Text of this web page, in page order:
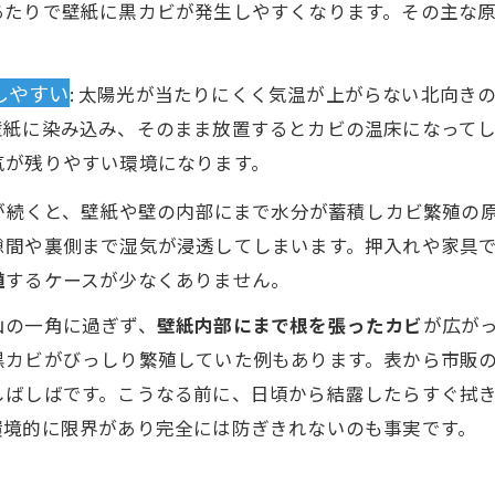
りで壁紙に黒カビが発生しやすくなります。その主な
やすい: 太陽光が当たりにくく気温が上がらない北向き
に染み込み、そのまま放置するとカビの温床になって
残りやすい環境になります。
くと、壁紙や壁の内部にまで水分が蓄積しカビ繁殖の
や裏側まで湿気が浸透してしまいます。押入れや家具
するケースが少なくありません。
一角に過ぎず、 壁紙内部にまで根を張ったカビが広が
ビがびっしり繁殖していた例もあります。表から市販
しばです。こうなる前に、日頃から結露したらすぐ拭
的に限界があり完全には防ぎきれないのも事実です。